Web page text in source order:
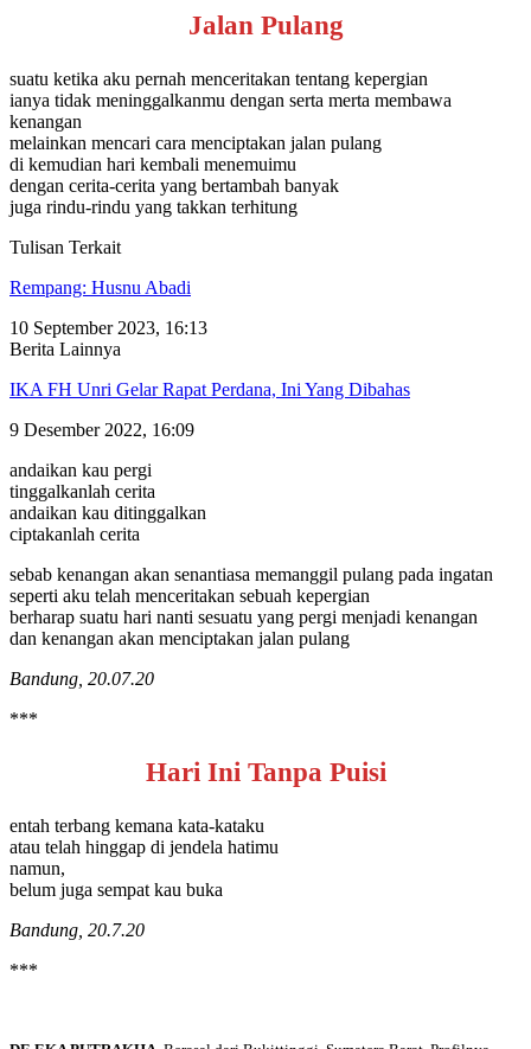
Jalan Pulang
suatu ketika aku pernah menceritakan tentang kepergian
ianya tidak meninggalkanmu dengan serta merta membawa
kenangan
melainkan mencari cara menciptakan jalan pulang
di kemudian hari kembali menemuimu
dengan cerita-cerita yang bertambah banyak
juga rindu-rindu yang takkan terhitung
Tulisan Terkait
Rempang: Husnu Abadi
10 September 2023, 16:13
Berita Lainnya
IKA FH Unri Gelar Rapat Perdana, Ini Yang Dibahas
9 Desember 2022, 16:09
andaikan kau pergi
tinggalkanlah cerita
andaikan kau ditinggalkan
ciptakanlah cerita
sebab kenangan akan senantiasa memanggil pulang pada ingatan
seperti aku telah menceritakan sebuah kepergian
berharap suatu hari nanti sesuatu yang pergi menjadi kenangan
dan kenangan akan menciptakan jalan pulang
Bandung, 20.07.20
***
Hari Ini Tanpa Puisi
entah terbang kemana kata-kataku
atau telah hinggap di jendela hatimu
namun,
belum juga sempat kau buka
Bandung, 20.7.20
***